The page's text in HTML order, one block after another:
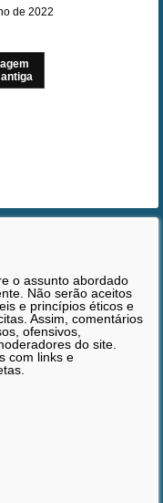
de 2022
o assunto abordado
Não serão aceitos
e princípios éticos e
Assim, comentários
ofensivos,
do site.
com links e